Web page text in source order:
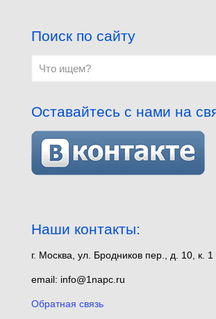
Поиск по сайту
Оставайтесь с нами на
Наши контакты:
г. Москва, ул. Бродников пер., д. 10, к.
email: info@1napc.ru
Обратная связь